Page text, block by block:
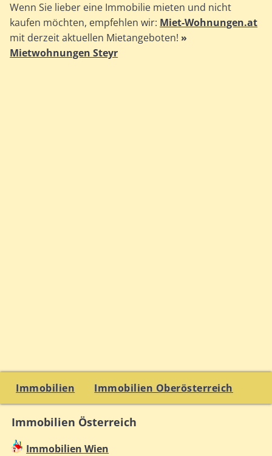
Wenn Sie lieber eine Immobilie mieten und nicht
kaufen möchten, empfehlen wir: Miet-Wohnungen.at
mit derzeit aktuellen Mietangeboten! »
Mietwohnungen Steyr
Immobilien Immobilien Oberösterreich
Immobilien Österreich
Immobilien Wien